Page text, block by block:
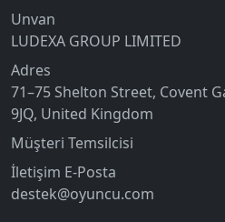
Unvan
LUDEXA GROUP LIMITED
Adres
71–75 Shelton Street, Covent
9JQ, United Kingdom
Müşteri Temsilcisi
İletişim E-Posta
destek@oyuncu.com